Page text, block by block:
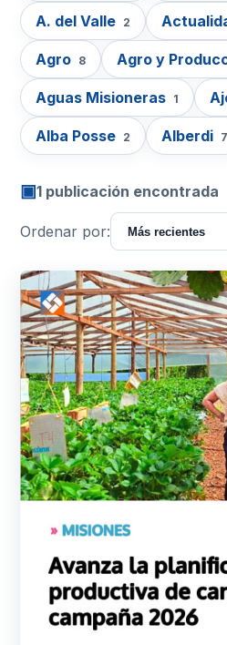
A. del Valle 2
Agro 8 Agro y
Aguas Misioneras 1
Alba Posse 2 Alberdi 7
▣1 publicación encontrada
Ordenar por: